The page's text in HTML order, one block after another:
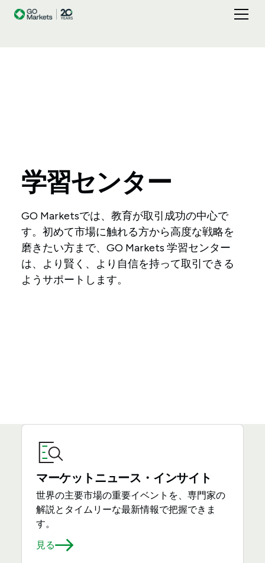
学習センター
GO Marketsでは、教育が取引成功の中心で
す。初めて市場に触れる方から高度な戦略を
磨きたい方まで、GO Markets 学習センター
は、より賢く、より自信を持って取引できる
ようサポートします。
マーケットニュース・インサイト
世界の主要市場の重要イベントを、専門家の
解説とタイムリーな最新情報で把握できま
す。
見る